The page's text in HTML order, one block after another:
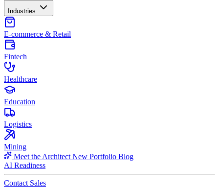
Industries
E-commerce & Retail
Fintech
Healthcare
Education
Logistics
Mining
Meet the Architect New Portfolio Blog
AI Readiness
Contact Sales